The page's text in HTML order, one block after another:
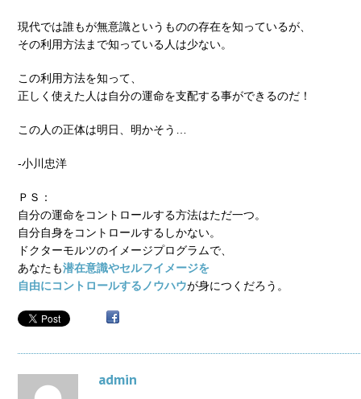
現代では誰もが無意識というものの存在を知っているが、
その利用方法まで知っている人は少ない。
この利用方法を知って、
正しく使えた人は自分の運命を支配する事ができるのだ！
この人の正体は明日、明かそう…
‐小川忠洋
ＰＳ：
自分の運命をコントロールする方法はただ一つ。
自分自身をコントロールするしかない。
ドクターモルツのイメージプログラムで、
あなたも潜在意識やセルフイメージを
自由にコントロールするノウハウが身につくだろう。
admin